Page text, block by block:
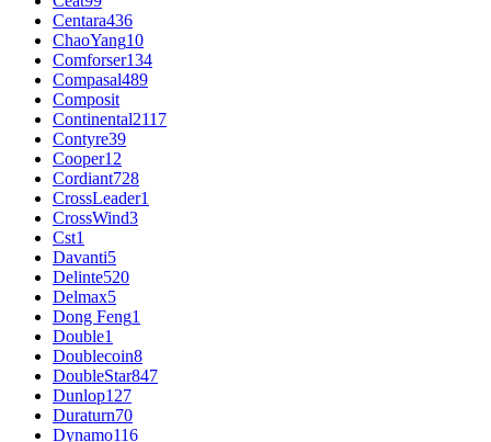
Centara436
ChaoYang10
Comforser134
Compasal489
Composit
Continental2117
Contyre39
Cooper12
Cordiant728
CrossLeader1
CrossWind3
Cst1
Davanti5
Delinte520
Delmax5
Dong Feng1
Double1
Doublecoin8
DoubleStar847
Dunlop127
Duraturn70
Dynamo116